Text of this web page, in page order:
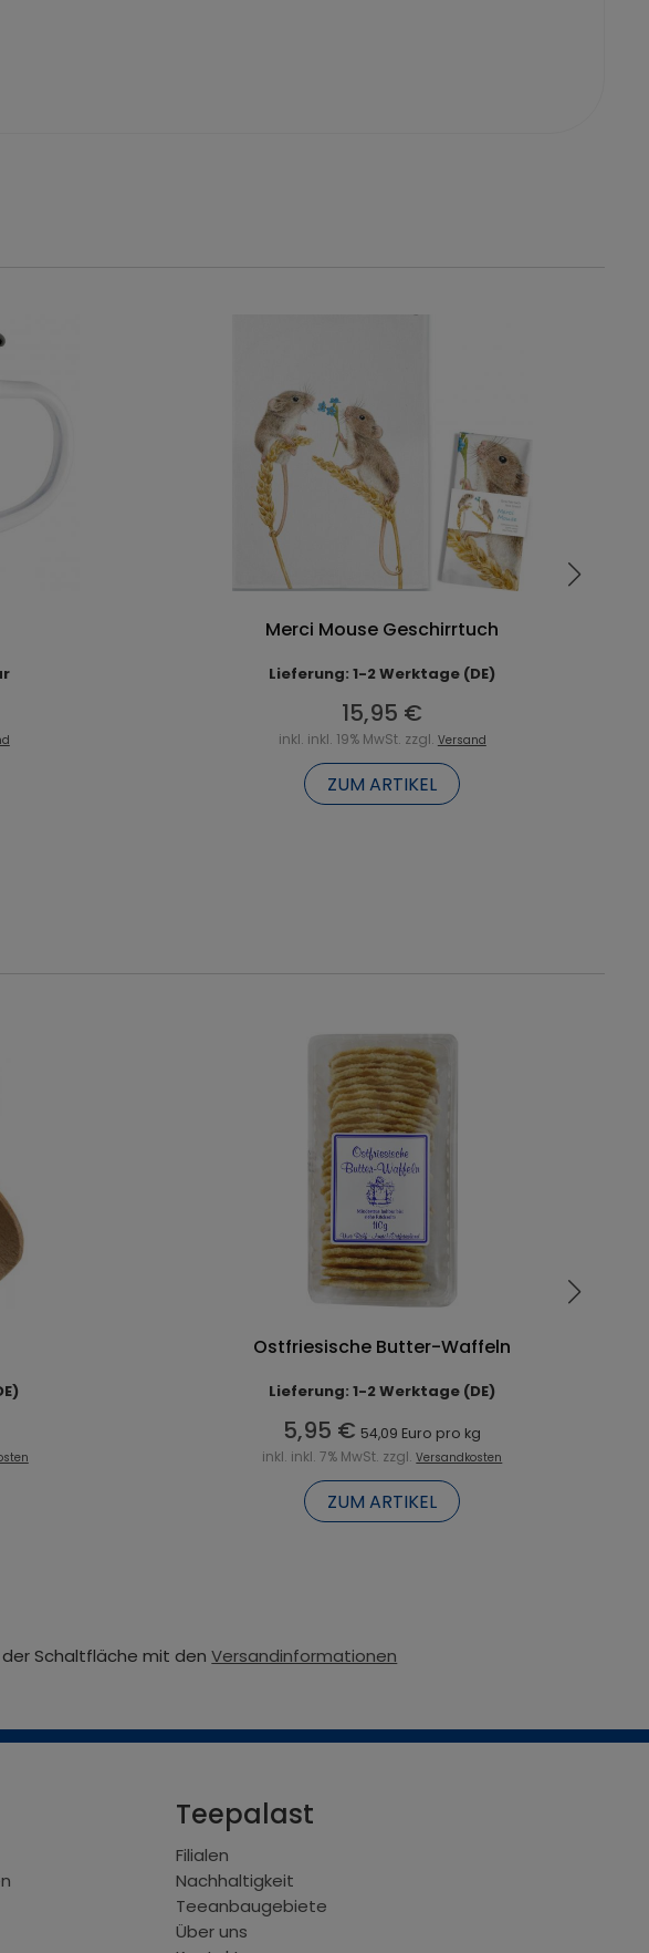
Merci Mouse Geschirrtuch
Lieferung: 1-2 Werktage (DE)
15,95 €
inkl. inkl. 19% MwSt. zzgl. Versand
ZUM ARTIKEL
Ostfriesische Butter-Waffeln
Lieferung: 1-2 Werktage (DE)
5,95 € 54,09 Euro pro kg
inkl. inkl. 7% MwSt. zzgl.Versandkosten
ZUM ARTIKEL
der Schaltfläche mit denVersandinformationen
Teepalast
Filialen
Nachhaltigkeit
Teeanbaugebiete
Über uns